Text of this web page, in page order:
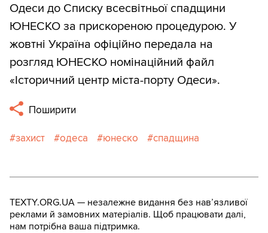
Одеси до Списку всесвітньої спадщини
ЮНЕСКО за прискореною процедурою. У
жовтні Україна офіційно передала на
розгляд ЮНЕСКО номінаційний файл
«Історичний центр міста-порту Одеси».
Поширити
захист одеса юнеско спадщина
TEXTY.ORG.UA — незалежне видання без навʼязливої
реклами й замовних матеріалів. Щоб працювати далі,
нам потрібна ваша підтримка.